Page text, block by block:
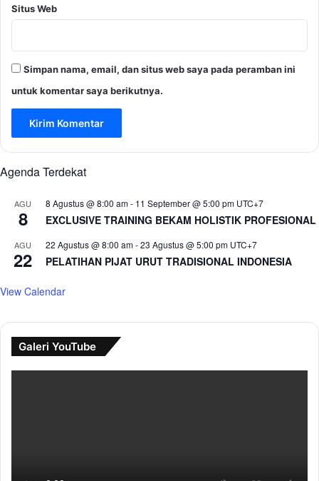
Situs Web
Simpan nama, email, dan situs web saya pada peramban ini
untuk komentar saya berikutnya.
Agenda Terdekat
AGU
8
8 Agustus @ 8:00 am- 11 September @ 5:00 pm UTC+7
EXCLUSIVE TRAINING BEKAM HOLISTIK PROFESIONAL
AGU
22
22 Agustus @ 8:00 am-23 Agustus @ 5:00 pm UTC+7
PELATIHAN PIJAT URUT TRADISIONAL INDONESIA
View Calendar
Galeri YouTube